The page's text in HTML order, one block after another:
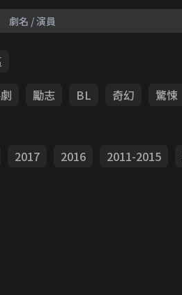
勵志 BL 奇幻 驚悚
2017 2016 2011-2015